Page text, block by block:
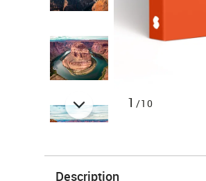
1 /10
Description